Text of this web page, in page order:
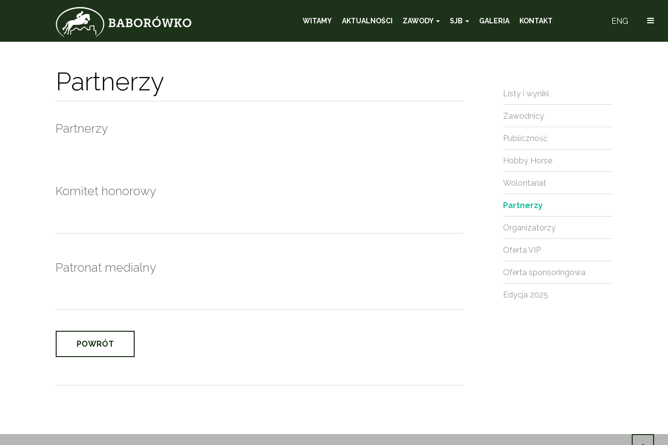
ENG
WITAMY AKTUALNOŚCI ZAWODY SJB GALERIA KONTAKT
Partnerzy
Partnerzy
Komitet honorowy
Patronat medialny
POWRÓT
Listy i wyniki
Zawodnicy
Publiczność
Hobby Horse
Wolontariat
Partnerzy
Organizatorzy
Oferta VIP
Oferta sponsoringowa
Edycja 2025